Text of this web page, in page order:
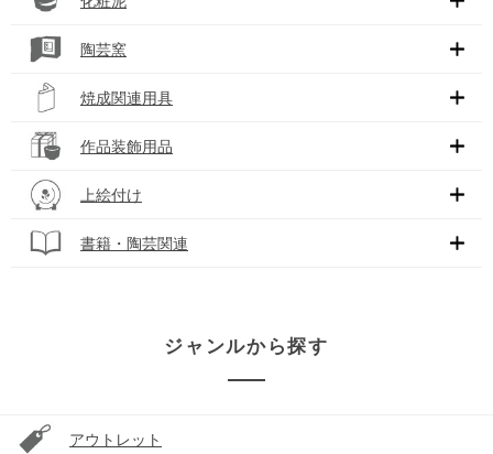
陶芸窯
焼成関連用具
作品装飾用品
上絵付け
書籍・陶芸関連
ジャンルから探す
アウトレット